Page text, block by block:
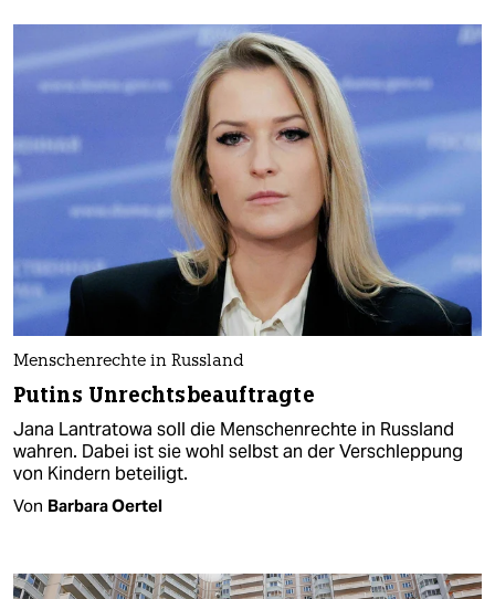
Menschenrechte in Russland
Putins Unrechtsbeauftragte
Jana Lantratowa soll die Menschenrechte in Russland
wahren. Dabei ist sie wohl selbst an der Verschleppung
von Kindern beteiligt.
Von Barbara Oertel